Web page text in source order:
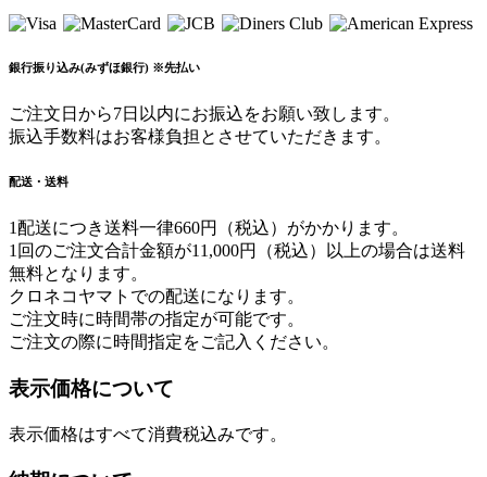
銀行振り込み(みずほ銀行) ※先払い
ご注文日から7日以内にお振込をお願い致します。
振込手数料はお客様負担とさせていただきます。
配送・送料
1配送につき送料一律660円（税込）がかかります。
1回のご注文合計金額が11,000円（税込）以上の場合は送料
無料となります。
クロネコヤマトでの配送になります。
ご注文時に時間帯の指定が可能です。
ご注文の際に時間指定をご記入ください。
表示価格について
表示価格はすべて消費税込みです。